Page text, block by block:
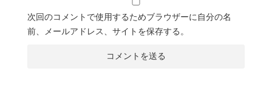
次回のコメントで使用するためブラウザーに自分の名
前、メールアドレス、サイトを保存する。